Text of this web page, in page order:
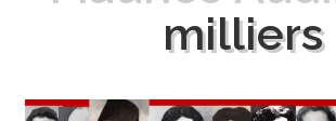
milliers